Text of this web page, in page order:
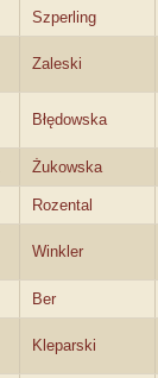
Szperling
Zaleski
Błędowska
Żukowska
Rozental
Winkler
Ber
Kleparski